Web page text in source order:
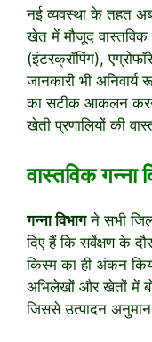
नई व्यवस्था के तहत
खेत में मौजूद
(इंटरक्रॉपिंग),
जानकारी भी
का सटीक आकलन करने
खेती प्रणालियों की
वास्तविक गन्ना
गन्ना विभागने सभी
दिए हैं कि सर्वेक्षण के
किस्म का ही अंकन
अभिलेखों और खेतों में
जिससे उत्पादन अनुमान